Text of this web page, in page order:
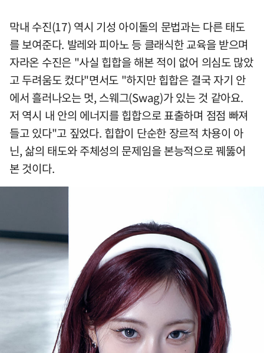
막내 수진(17) 역시 기성 아이돌의 문법과는 다른 태도
를 보여준다. 발레와 피아노 등 클래식한 교육을 받으며
자라온 수진은 "사실 힙합을 해본 적이 없어 의심도 많았
고 두려움도 컸다"면서도 "하지만 힙합은 결국 자기 안
에서 흘러나오는 멋, 스웨그(Swag)가 있는 것 같아요.
저 역시 내 안의 에너지를 힙합으로 표출하며 점점 빠져
들고 있다"고 짚었다. 힙합이 단순한 장르적 차용이 아
닌, 삶의 태도와 주체성의 문제임을 본능적으로 꿰뚫어
본 것이다.